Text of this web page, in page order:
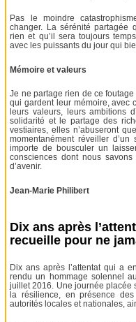
Pas le moindre
changer. La sérénité partagée
rien et qu’il sera toujours
avec les puissants du jour qui
Mémoire et valeurs
Je ne partage rien de ce
qui gardent leur mémoire, avec
leurs valeurs, leurs ambitions
solidarité et le partage des
vestiaires, elles n’abuseront
momentanément réveiller
importe de bousculer un
consciences dont nous savons
d’avenir.
Jean-Marie Philibert
Dix ans après
recueille pour ne
Dix ans après l’attentat qui a
rendu un hommage solennel
juillet 2016. Une journée placée
la résilience, en présence
autorités locales et nationales,